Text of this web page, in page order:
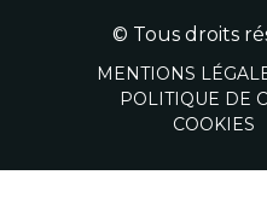
© Tous droits
MENTIONS
POLITIQUE DE
COOKIES